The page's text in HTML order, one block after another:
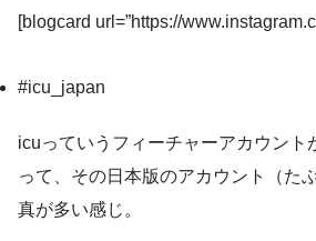
[blogcard url=”https://
#icu_japan
icuっていうフィーチャーアカウント
って、その日本版のアカウント（た
真が多い感じ。